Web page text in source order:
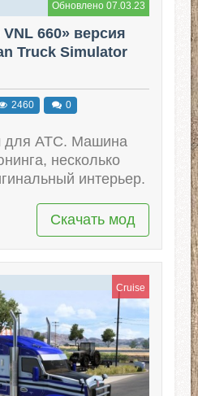
Обновлено 07.03.23
660» версия
Truck Simulator
2460 0
для АТС. Машина
несколько
интерьер.
Скачать мод
Cruise